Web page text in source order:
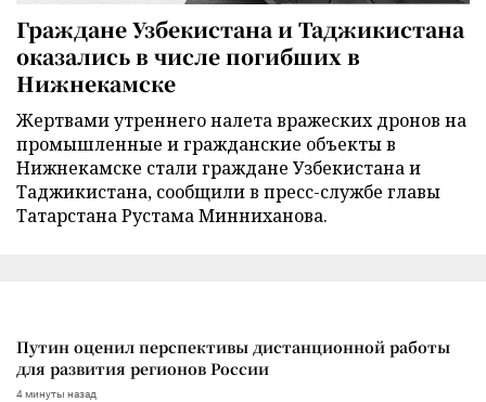
Граждане Узбекистана и Таджикистана
оказались в числе погибших в
Нижнекамске
Жертвами утреннего налета вражеских дронов на
промышленные и гражданские объекты в
Нижнекамске стали граждане Узбекистана и
Таджикистана, сообщили в пресс-службе главы
Татарстана Рустама Минниханова.
Путин оценил перспективы дистанционной работы
для развития регионов России
4 минуты назад